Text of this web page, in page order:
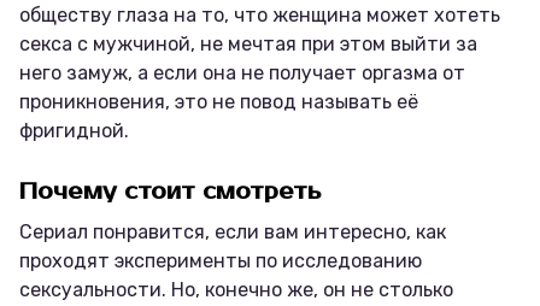
обществу глаза на то, что женщина может хотеть
секса с мужчиной, не мечтая при этом выйти за
него замуж, а если она не получает оргазма от
проникновения, это не повод называть её
фригидной.
Почему стоит смотреть
Сериал понравится, если вам интересно, как
проходят эксперименты по исследованию
сексуальности. Но, конечно же, он не столько